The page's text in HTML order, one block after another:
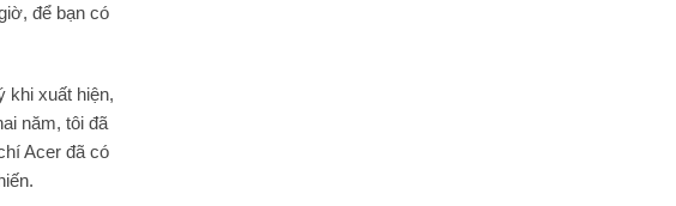
để bạn có
khi xuất hiện,
năm, tôi đã
Acer đã có